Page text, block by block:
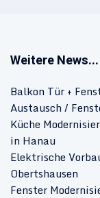
Weitere News...
Balkon Tür +
Austausch /
Küche
in Hanau
Elektrische
Obertshausen
Fenster